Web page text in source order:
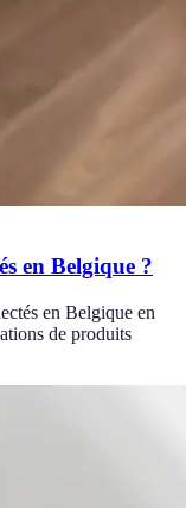
en Belgique ?
en Belgique en
de produits